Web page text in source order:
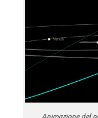
Animazione del